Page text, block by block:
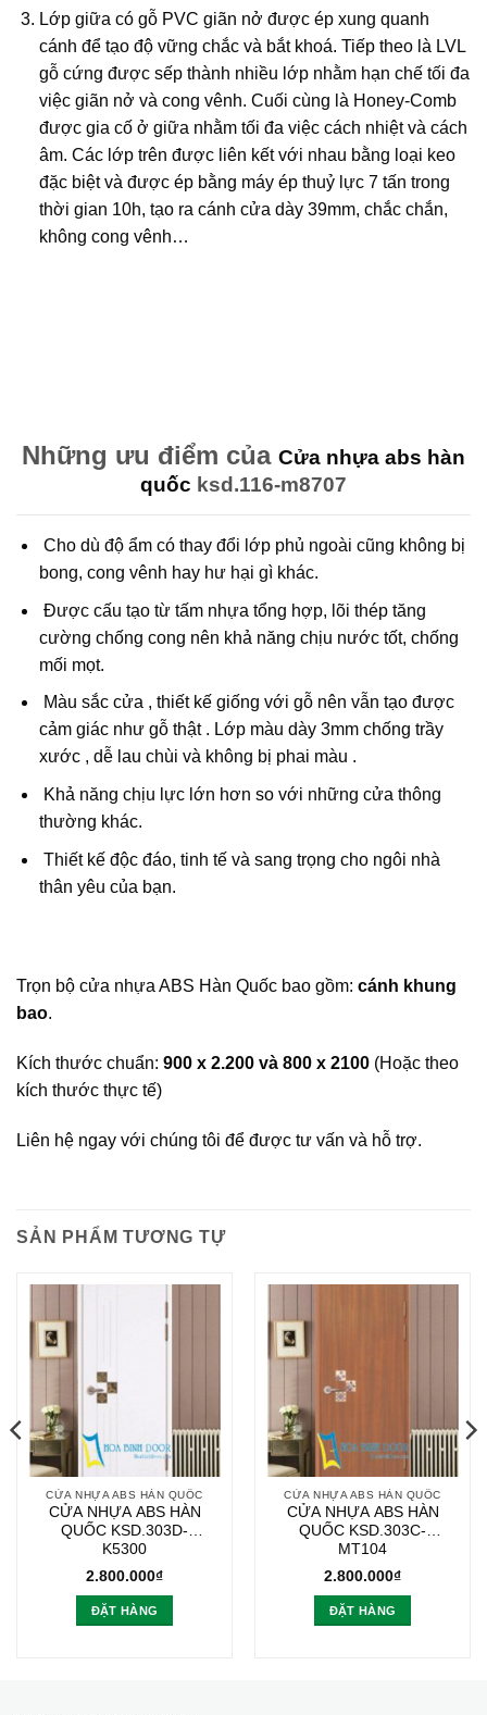
Lớp giữa có gỗ PVC giãn nở được ép xung quanh
cánh để tạo độ vững chắc và bắt khoá. Tiếp theo là LVL
gỗ cứng được sếp thành nhiều lớp nhằm hạn chế tối đa
việc giãn nở và cong vênh. Cuối cùng là Honey-Comb
được gia cố ở giữa nhằm tối đa việc cách nhiệt và cách
âm. Các lớp trên được liên kết với nhau bằng loại keo
đặc biệt và được ép bằng máy ép thuỷ lực 7 tấn trong
thời gian 10h, tạo ra cánh cửa dày 39mm, chắc chắn,
không cong vênh…
Những ưu điểm của Cửa nhựa abs hàn
quốc ksd.116-m8707
Cho dù độ ẩm có thay đổi lớp phủ ngoài cũng không bị
bong, cong vênh hay hư hại gì khác.
Được cấu tạo từ tấm nhựa tổng hợp, lõi thép tăng
cường chống cong nên khả năng chịu nước tốt, chống
mối mọt.
Màu sắc cửa , thiết kế giống với gỗ nên vẫn tạo được
cảm giác như gỗ thật . Lớp màu dày 3mm chống trầy
xước , dễ lau chùi và không bị phai màu .
Khả năng chịu lực lớn hơn so với những cửa thông
thường khác.
Thiết kế độc đáo, tinh tế và sang trọng cho ngôi nhà
thân yêu của bạn.
Trọn bộ cửa nhựa ABS Hàn Quốc bao gồm: cánh khung
bao.
Kích thước chuẩn: 900 x 2.200 và 800 x 2100 (Hoặc theo
kích thước thực tế)
Liên hệ ngay với chúng tôi để được tư vấn và hỗ trợ.
SẢN PHẨM TƯƠNG TỰ
CỬA NHỰA ABS HÀN QUỐC
CỬA NHỰA ABS HÀN
QUỐC KSD.303D-
K5300
2.800.000₫
ĐẶT HÀNG
CỬA NHỰA ABS HÀN QUỐC
CỬA NHỰA ABS HÀN
QUỐC KSD.303C-
MT104
2.800.000₫
ĐẶT HÀNG